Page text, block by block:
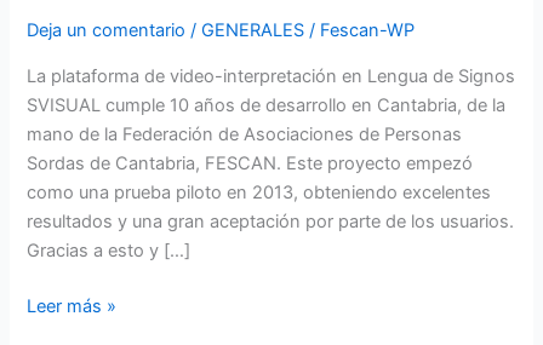
Deja un comentario /GENERALES / Fescan-WP
La plataforma de video-interpretación en Lengua de Signos
SVISUAL cumple 10 años de desarrollo en Cantabria, de la
mano de la Federación de Asociaciones de Personas
Sordas de Cantabria, FESCAN. Este proyecto empezó
como una prueba piloto en 2013, obteniendo excelentes
resultados y una gran aceptación por parte de los usuarios.
Gracias a esto y […]
Leer más »